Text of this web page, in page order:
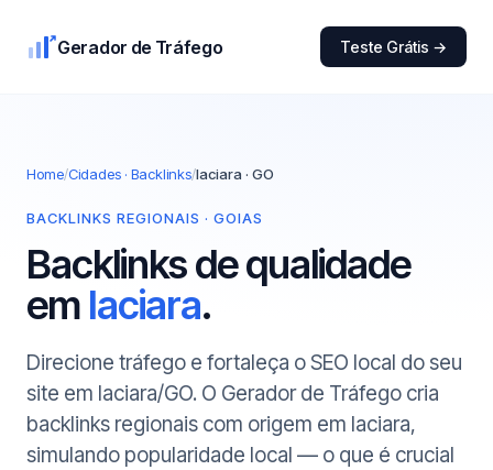
Gerador de Tráfego Teste Grátis →
Home/Cidades · Backlinks/Iaciara · GO
BACKLINKS REGIONAIS · GOIAS
Backlinks de qualidade
em Iaciara.
Direcione tráfego e fortaleça o SEO local do seu
site em Iaciara/GO. O Gerador de Tráfego cria
backlinks regionais com origem em Iaciara,
simulando popularidade local — o que é crucial